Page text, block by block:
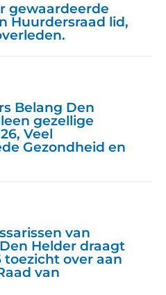
gewaardeerde
Huurdersraad lid,
Belang Den
gezellige
Veel
Gezondheid en
van
Helder draagt
toezicht over aan
van